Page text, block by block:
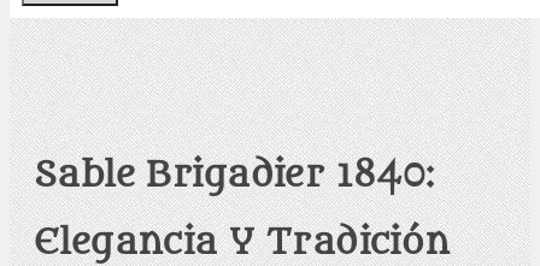
Sable Brigadier 1840:
Elegancia Y Tradición